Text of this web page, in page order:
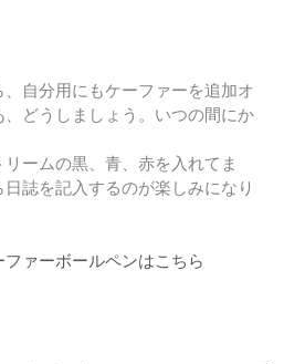
自分用にもケーファーを追加オ
どうしましょう。いつの間にか
ームの黒、青、赤を入れてま
誌を記入するのが楽しみになり
ァーボールペンはこちら